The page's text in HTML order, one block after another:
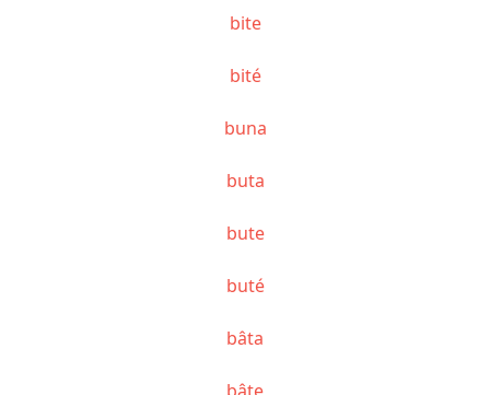
bite
bité
buna
buta
bute
buté
bâta